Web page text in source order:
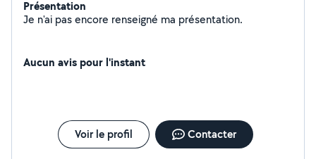
Présentation
Je n'ai pas encore renseigné ma présentation.
Aucun avis pour l'instant
Voir le profil Contacter